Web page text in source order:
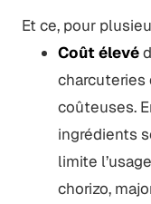
Et ce, pour
Coût élevé
charcuteries
coûteuses.
ingrédients
limite
chorizo,